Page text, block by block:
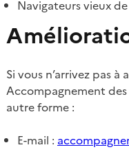
Navigateurs vieux
Si vous n’arrivez pas
Accompagnement
autre forme :
E-mail :